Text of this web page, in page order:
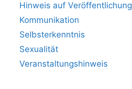
Hinweis auf Veröffentlichung
Kommunikation
Selbsterkenntnis
Sexualität
Veranstaltungshinweis